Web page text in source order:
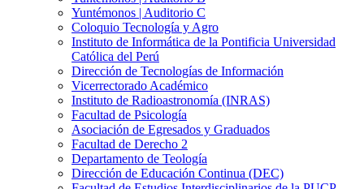
Yuntémonos | Auditorio C
Coloquio Tecnología y Agro
Instituto de Informática de la Pontificia Universidad
Católica del Perú
Dirección de Tecnologías de Información
Vicerrectorado Académico
Instituto de Radioastronomía (INRAS)
Facultad de Psicología
Asociación de Egresados y Graduados
Facultad de Derecho 2
Departamento de Teología
Dirección de Educación Continua (DEC)